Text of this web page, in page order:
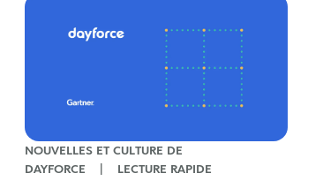
NOUVELLES ET CULTURE DE
DAYFORCE
| LECTURE RAPIDE